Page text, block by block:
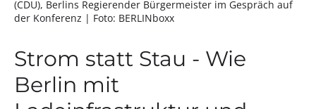
(CDU), Berlins Regierender Bürgermeister im Gespräch auf
der Konferenz | Foto: BERLINboxx
Strom statt Stau - Wie
Berlin mit